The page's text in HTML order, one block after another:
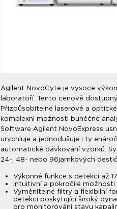
Agilent NovoCyte je vysoce
laboratoří. Tento cenově
Přizpůsobitelné laserové a
komplexní možnosti buněčné
Software Agilent NovoExpress
urychluje a jednodušuje i ty
automatické dávkování vzorků.
24-, 48- nebo 96jamkových
Výkonné funkce s detekcí až
Intuitivní a pokročilé
Vyměnitelné filtry a flexibilní
detekcí poskytující široký
pro monitorování stavu